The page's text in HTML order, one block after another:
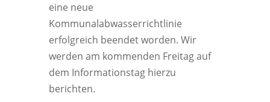
eine neue
Kommunalabwasserrichtlinie
erfolgreich beendet worden. Wir
werden am kommenden Freitag auf
dem Informationstag hierzu
berichten.